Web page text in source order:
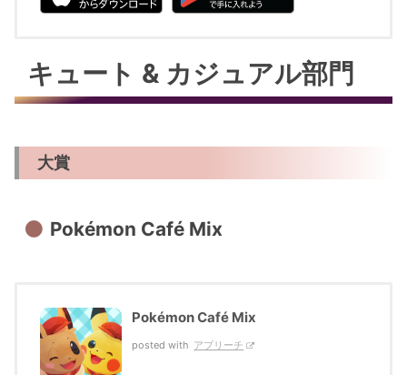
キュート & カジュアル部門
大賞
Pokémon Café Mix
Pokémon Café Mix
posted with アプリーチ